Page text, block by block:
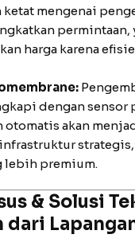
ketat mengenai
permintaan,
harga karena
dengan sensor
otomatis akan
lebih premium.
& Solusi
dari